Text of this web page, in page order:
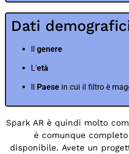
Dati
Il genere
L'età
Paese in cui il filtro è
Spark AR è quindi molto
è comunque
disponibile. Avete un